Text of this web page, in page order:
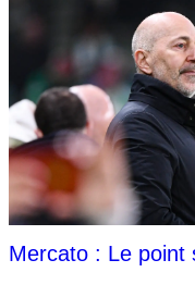
Mercato : Le point